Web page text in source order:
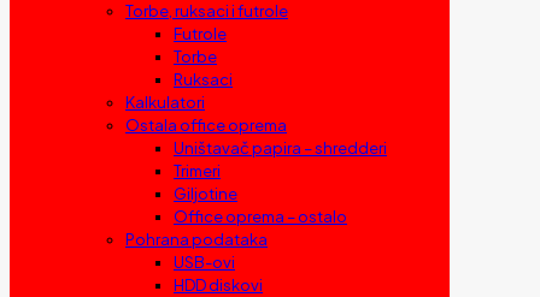
Torbe, ruksaci i futrole
Futrole
Torbe
Ruksaci
Kalkulatori
Ostala office oprema
Uništavač papira – shredderi
Trimeri
Giljotine
Office oprema – ostalo
Pohrana podataka
USB-ovi
HDD diskovi